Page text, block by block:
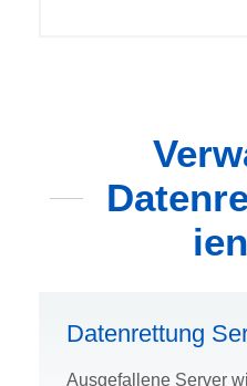
Datenrettung
Ausgefallene Server